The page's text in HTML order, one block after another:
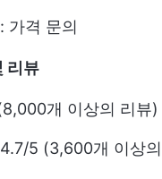
가격 문의
리뷰
개 이상의 리뷰)
4.7/5 (3,600개 이상